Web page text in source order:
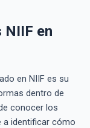
en
en NIIF es su
dentro de
conocer los
a identificar cómo